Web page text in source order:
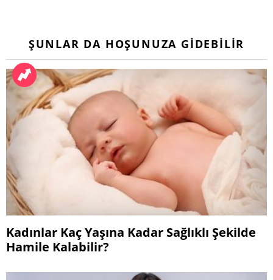
ŞUNLAR DA HOŞUNUZA GIDEBILIR
Kadınlar Kaç Yaşına Kadar Sağlıklı Şekilde
Hamile Kalabilir?